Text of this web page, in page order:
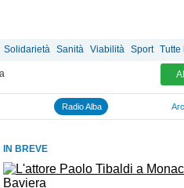
Solidarietà Sanità Viabilità Sport Tutte
Radio Alba
IN BREVE